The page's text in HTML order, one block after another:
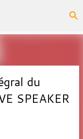
du
SPEAKER